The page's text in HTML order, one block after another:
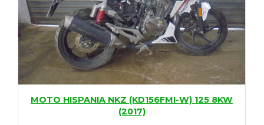
MOTO HISPANIA NKZ (KD156FMI-W) 125 8KW
(2017)